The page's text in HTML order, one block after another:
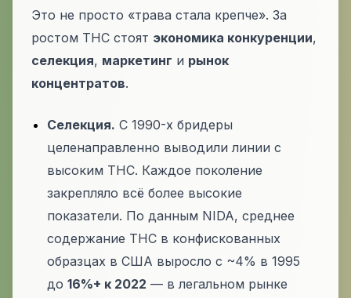
Это не просто «трава стала крепче». За
ростом THC стоят экономика конкуренции,
селекция, маркетинг и рынок
концентратов.
Селекция. С 1990-х бридеры
целенаправленно выводили линии с
высоким THC. Каждое поколение
закрепляло всё более высокие
показатели. По данным NIDA, среднее
содержание THC в конфискованных
образцах в США выросло с ~4% в 1995
до 16%+ к 2022 — в легальном рынке